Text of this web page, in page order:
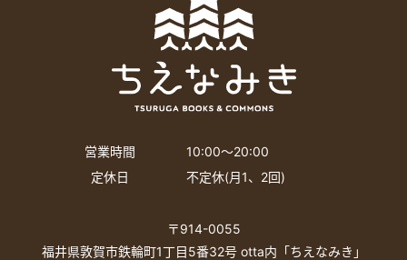
営業時間
10:00〜20:00
定休日
不定休(月1、2回)
〒914-0055
福井県敦賀市鉄輪町1丁目5番32号 otta内「ちえなみき」